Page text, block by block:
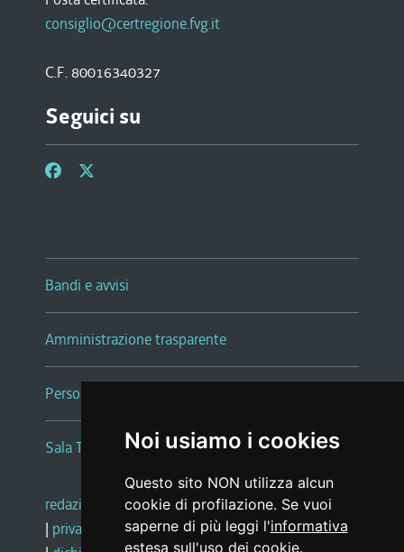
Noi usiamo i cookies
Questo sito NON utilizza alcun
cookie di profilazione. Se vuoi
saperne di più leggi l'informativa
estesa sull'uso dei cookie.
consiglio@certregione.fvg.it
C.F. 80016340327
Seguici su
Bandi e avvisi
Amministrazione trasparente
Persone e Uffici
Sala Tiziano Tessitori
redazione web |note legali |glossario
| privacy
social media policy